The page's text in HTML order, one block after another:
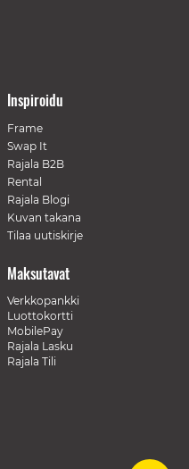
Inspiroidu
Frame
Swap It
Rajala B2B
Rental
Rajala Blogi
Kuvan takana
Tilaa uutiskirje
Maksutavat
Verkkopankki
Luottokortti
MobilePay
Rajala Lasku
Rajala Tili